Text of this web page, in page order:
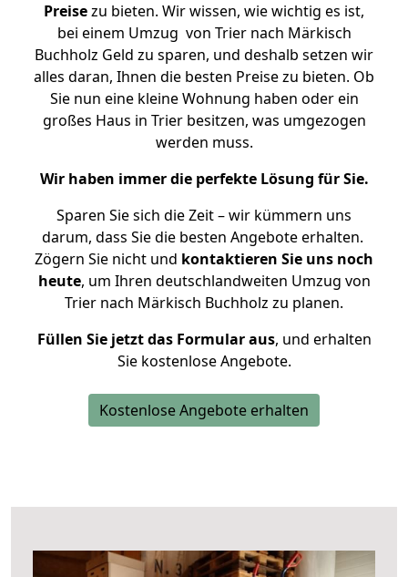
Preisezu bieten. Wir wissen, wie wichtig es ist,
bei einem Umzug von Trier nach Märkisch
Buchholz Geld zu sparen, und deshalb setzen wir
alles daran, Ihnen die besten Preise zu bieten. Ob
Sie nun eine kleine Wohnung haben oder ein
großes Haus in Trier besitzen, was umgezogen
werden muss.
Wir haben immer die perfekte Lösung für Sie.
Sparen Sie sich die Zeit – wir kümmern uns
darum, dass Sie die besten Angebote erhalten.
Zögern Sie nicht und kontaktieren Sie uns noch
heute, um Ihren deutschlandweiten Umzug von
Trier nach Märkisch Buchholz zu planen.
Füllen Sie jetzt das Formular aus, und erhalten
Sie kostenlose Angebote.
Kostenlose Angebote erhalten